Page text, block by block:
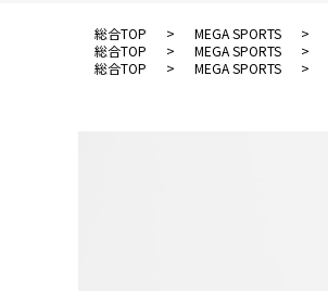
総合TOP > MEGA SPORTS >
総合TOP
> MEGA SPORTS >
総合TOP
> MEGA SPORTS >